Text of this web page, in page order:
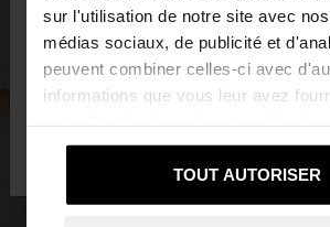
sur l'utilisation de notre site avec
médias sociaux, de publicité et
peuvent combiner celles-ci avec
informations que vous leur avez
services.
TOUT AUTORISER
Vous accédez au site depuis
parcourir notre site au United